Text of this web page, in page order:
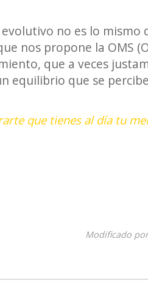
no es lo
nos propone la OMS
que a veces
equilibrio que se
que tienes al día tu
Modificado